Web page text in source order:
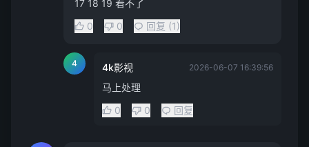
17 18 19 看不了
0
0 回复 (1)
4 4k影视 2026-06-07 16:39:56
马上处理
0
0 回复